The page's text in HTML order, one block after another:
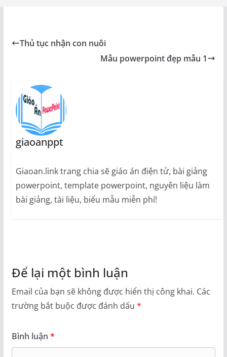
Thủ tục nhận con nuôi
Mẫu powerpoint đẹp mẫu 1
giaoanppt
Giaoan.link trang chia sẽ giáo án điện tử, bài giảng
powerpoint, template powerpoint, nguyên liệu làm
bài giảng, tài liệu, biểu mẫu miễn phí!
Để lại một bình luận
Email của bạn sẽ không được hiển thị công khai. Các
trường bắt buộc được đánh dấu *
Bình luận *